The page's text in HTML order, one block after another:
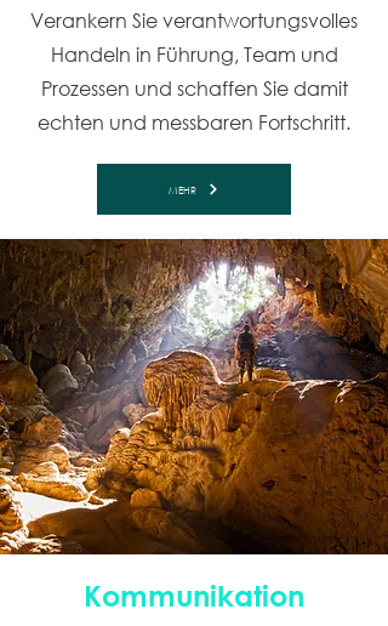
Verankern Sie verantwortungsvolles
Handeln in Führung, Team und
Prozessen und schaffen Sie damit
echten und messbaren Fortschritt.
MEHR
Kommunikation